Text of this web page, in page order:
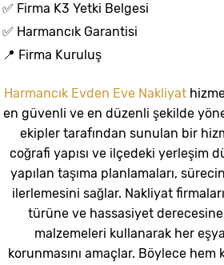
✅ Firma K3 Yetki Belgesi
✅ Harmancık Garantisi
📍 Firma Kuruluş
Harmancık Evden Eve Nakliyat
en güvenli ve en düzenli şekilde
ekipler tarafından sunulan bir
coğrafi yapısı ve ilçedeki yerleşim
yapılan taşıma planlamaları,
ilerlemesini sağlar. Nakliyat
türüne ve hassasiyet
malzemeleri kullanarak her
korunmasını amaçlar. Böylece hem